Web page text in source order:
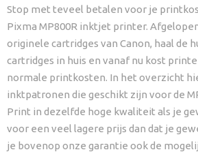
Stop met teveel betalen voor je
Pixma MP800R inktjet printer.
originele cartridges van Canon, haal de
cartridges in huis en vanaf nu kost
normale printkosten. In het overzicht
inktpatronen die geschikt zijn voor de
Print in dezelfde hoge kwaliteit als je
voor een veel lagere prijs dan dat je
je bovenop onze garantie ook de